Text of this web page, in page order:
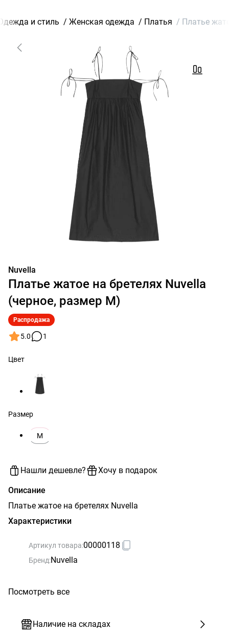
и стиль / Женская одежда / Платья / Платье
Nuvella
Платье жатое на бретелях Nuvella
(черное, размер M)
Распродажа
5.0 1
Цвет
Размер
M
Нашли дешевле? Хочу в подарок
Описание
Платье жатое на бретелях Nuvella
Характеристики
Артикул товара:00000118
Бренд:Nuvella
Посмотреть все
Наличие на складах